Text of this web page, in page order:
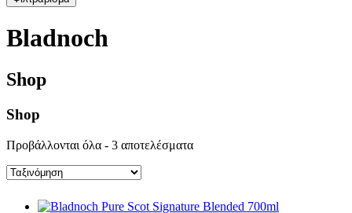
Bladnoch
Shop
Shop
Προβάλλονται όλα - 3 αποτελέσματα